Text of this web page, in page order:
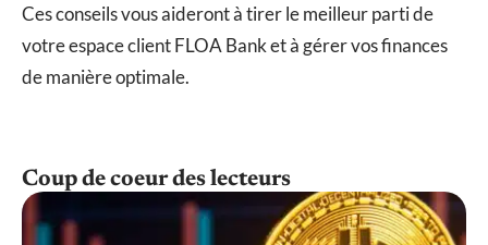
Ces conseils vous aideront à tirer le meilleur parti de
votre espace client FLOA Bank et à gérer vos finances
de manière optimale.
Coup de coeur des lecteurs